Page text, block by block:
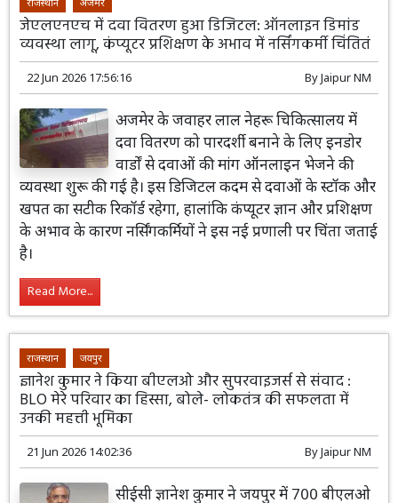
जेएलएनएच में दवा वितरण हुआ डिजिटल: ऑनलाइन डिमांड
व्यवस्था लागू, कंप्यूटर प्रशिक्षण के अभाव में नर्सिंगकर्मी चिंतितं
22 Jun 2026 17:56:16 ByJaipur NM
अजमेर के जवाहर लाल नेहरू चिकित्सालय में
दवा वितरण को पारदर्शी बनाने के लिए इनडोर
वार्डों से दवाओं की मांग ऑनलाइन भेजने की
व्यवस्था शुरू की गई है। इस डिजिटल कदम से दवाओं के स्टॉक और
खपत का सटीक रिकॉर्ड रहेगा, हालांकि कंप्यूटर ज्ञान और प्रशिक्षण
के अभाव के कारण नर्सिंगकर्मियों ने इस नई प्रणाली पर चिंता जताई
है।
Read More...
राजस्थान जयपुर
ज्ञानेश कुमार ने किया बीएलओ और सुपरवाइजर्स से संवाद :
BLO मेरे परिवार का हिस्सा, बोले- लोकतंत्र की सफलता में
उनकी महत्ती भूमिका
21 Jun 2026 14:02:36 ByJaipur NM
सीईसी ज्ञानेश कुमार ने जयपुर में 700 बीएलओ